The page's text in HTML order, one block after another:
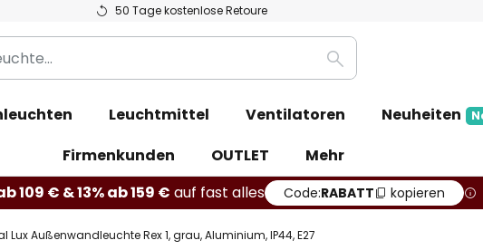
50 Tage kostenlose Retoure
Suche
Leuchtmittel Ventilatoren Neuheiten
Firmenkunden
OUTLET
Mehr
109 € & 13% ab 159 € auf fast alles Code:RABATT kopieren
Lux Außenwandleuchte Rex 1, grau, Aluminium, IP44, E27